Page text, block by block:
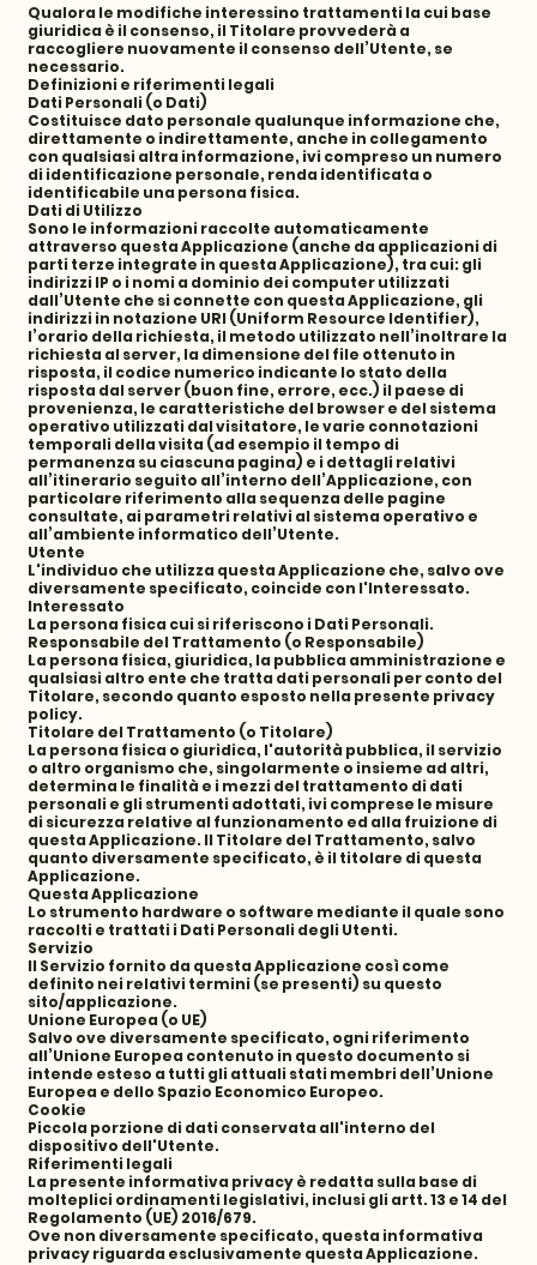
Qualora le modifiche interessino trattamenti la cui base
giuridica è il consenso, il Titolare provvederà a
raccogliere nuovamente il consenso dell’Utente, se
necessario.
Definizioni e riferimenti legali
Dati Personali (o Dati)
Costituisce dato personale qualunque informazione che,
direttamente o indirettamente, anche in collegamento
con qualsiasi altra informazione, ivi compreso un numero
di identificazione personale, renda identificata o
identificabile una persona fisica.
Dati di Utilizzo
Sono le informazioni raccolte automaticamente
attraverso questa Applicazione (anche da applicazioni di
parti terze integrate in questa Applicazione), tra cui: gli
indirizzi IP o i nomi a dominio dei computer utilizzati
dall’Utente che si connette con questa Applicazione, gli
indirizzi in notazione URI (Uniform Resource Identifier),
l’orario della richiesta, il metodo utilizzato nell’inoltrare la
richiesta al server, la dimensione del file ottenuto in
risposta, il codice numerico indicante lo stato della
risposta dal server (buon fine, errore, ecc.) il paese di
provenienza, le caratteristiche del browser e del sistema
operativo utilizzati dal visitatore, le varie connotazioni
temporali della visita (ad esempio il tempo di
permanenza su ciascuna pagina) e i dettagli relativi
all’itinerario seguito all’interno dell’Applicazione, con
particolare riferimento alla sequenza delle pagine
consultate, ai parametri relativi al sistema operativo e
all’ambiente informatico dell’Utente.
Utente
L'individuo che utilizza questa Applicazione che, salvo ove
diversamente specificato, coincide con l'Interessato.
Interessato
La persona fisica cui si riferiscono i Dati Personali.
Responsabile del Trattamento (o Responsabile)
La persona fisica, giuridica, la pubblica amministrazione e
qualsiasi altro ente che tratta dati personali per conto del
Titolare, secondo quanto esposto nella presente privacy
policy.
Titolare del Trattamento (o Titolare)
La persona fisica o giuridica, l'autorità pubblica, il servizio
o altro organismo che, singolarmente o insieme ad altri,
determina le finalità e i mezzi del trattamento di dati
personali e gli strumenti adottati, ivi comprese le misure
di sicurezza relative al funzionamento ed alla fruizione di
questa Applicazione. Il Titolare del Trattamento, salvo
quanto diversamente specificato, è il titolare di questa
Applicazione.
Questa Applicazione
Lo strumento hardware o software mediante il quale sono
raccolti e trattati i Dati Personali degli Utenti.
Servizio
Il Servizio fornito da questa Applicazione così come
definito nei relativi termini (se presenti) su questo
sito/applicazione.
Unione Europea (o UE)
Salvo ove diversamente specificato, ogni riferimento
all’Unione Europea contenuto in questo documento si
intende esteso a tutti gli attuali stati membri dell’Unione
Europea e dello Spazio Economico Europeo.
Cookie
Piccola porzione di dati conservata all'interno del
dispositivo dell'Utente.
Riferimenti legali
La presente informativa privacy è redatta sulla base di
molteplici ordinamenti legislativi, inclusi gli artt. 13 e 14 del
Regolamento (UE) 2016/679.
Ove non diversamente specificato, questa informativa
privacy riguarda esclusivamente questa Applicazione.